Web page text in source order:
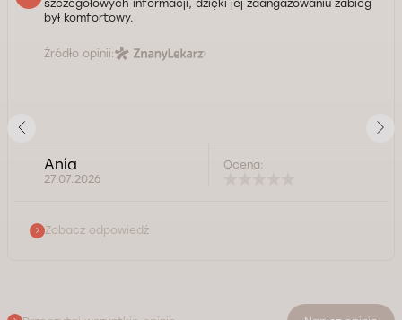
szczegółowych informacji, dzięki jej zaangażowaniu zabieg
był komfortowy.
Źródło opinii:
Ania
27.07.2026
Ocena:
Zobacz odpowiedź